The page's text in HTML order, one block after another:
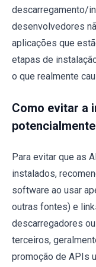
descarregamento/
desenvolvedores
aplicações que
etapas de
o que realmente
Como evitar a
Para evitar que as
instalados,
software ao usar
outras fontes) e
descarregadores
terceiros,
promoção de APIs